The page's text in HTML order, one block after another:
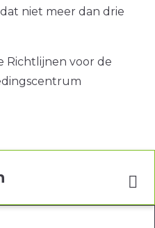
niet meer dan drie
Richtlijnen voor de